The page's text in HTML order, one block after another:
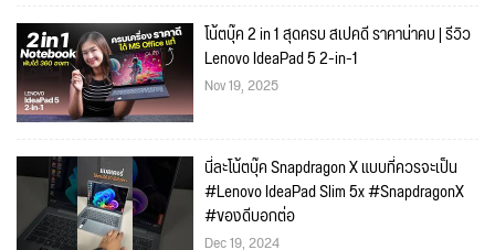
โน้ตบุ๊ค 2 in 1 สุดครบ สเปคดี ราคาน่าคบ | รีวิว
Lenovo IdeaPad 5 2-in-1
Nov 19, 2025
นี่ละโน้ตบุ๊ค Snapdragon X แบบที่ควรจะเป็น
#Lenovo IdeaPad Slim 5x #SnapdragonX
#ของดีบอกต่อ
Dec 19, 2024